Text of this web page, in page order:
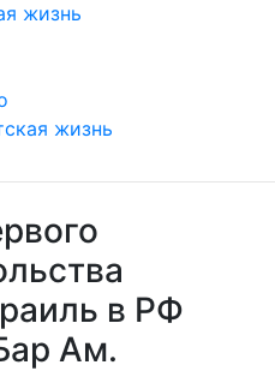
жизнь
жизнь
в РФ
Ам.